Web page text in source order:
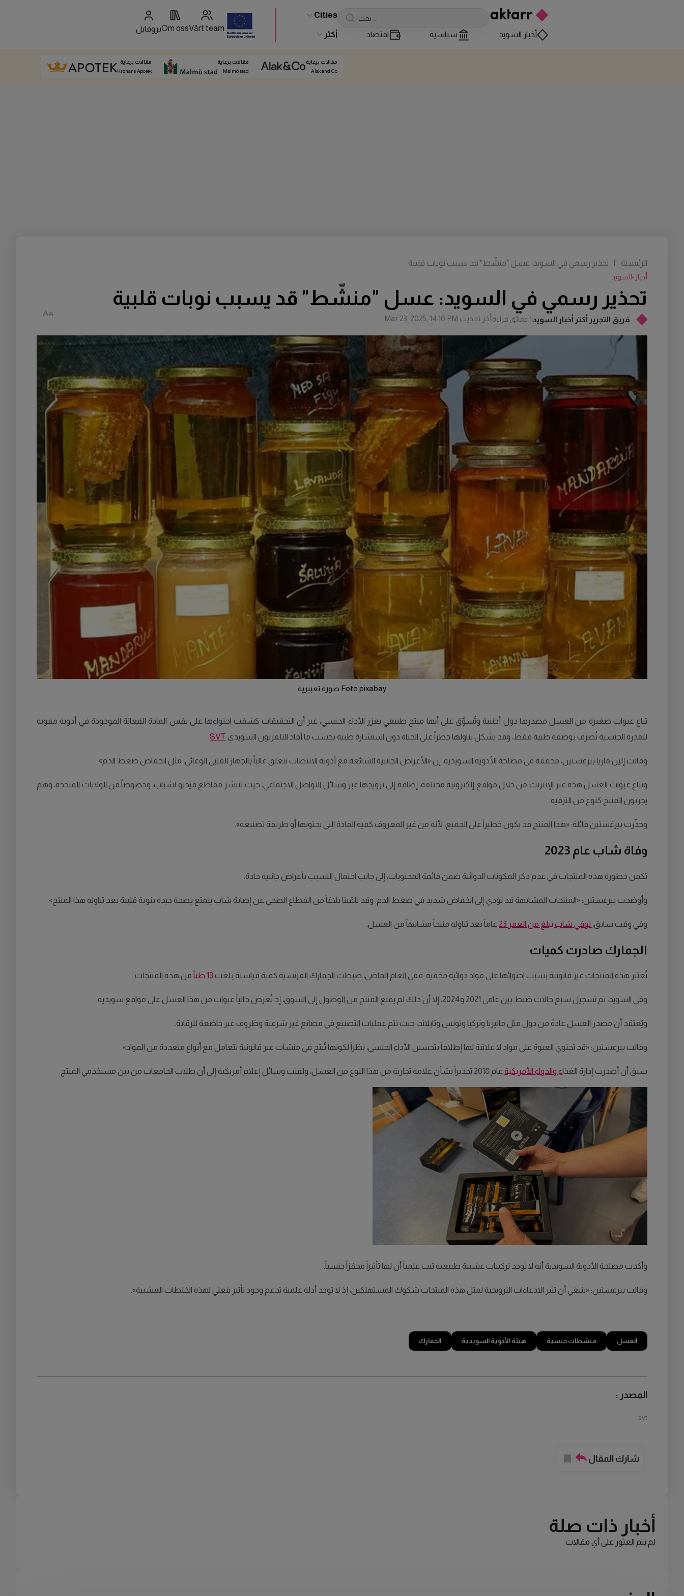
Cities
أخبار السويد سياسية اقتصاد أكثر
Vårt team
Om ossبروفايل
مقالات برعاية
Alak and Co
مقالات برعاية
Malmö stad
مقالات برعاية
Kronans Apotek
فريق التجرير أكتر أخبار السويد1 دقائق قراءة أخر تحديث Mar 23, 2025, 14:10 PM
تحذير رسمي في السويد: عسل "منشّط" قد يسبب نوبات قلبية
أخبار-السويد
الرئيسية تحذير رسمي في السويد: عسل "منشّط" قد يسبب نوبات قلبية
Foto pixabay صورة تعبيرية
تباع عبوات صغيرة من العسل مصدرها دول أجنبية وتُسوَّق على أنها منتج طبيعي يعزز الأداء الجنسي، غير أن التحقيقات كشفت احتواءها على نفس المادة الفعالة الموجودة في أدوية مقوية
للقدرة الجنسية تُصرف بوصفة طبية فقط، وقد يشكل تناولها خطراً على الحياة دون استشارة طبية بحسب ما أفاد التلفزيون السويدي SVT
وقالت إلين ماريا بيرغستين، محققة في مصلحة الأدوية السويدية، إن «الأعراض الجانبية الشائعة مع أدوية الانتصاب تتعلق غالباً بالجهاز القلبي الوعائي، مثل انخفاض ضغط الدم».
وتباع عبوات العسل هذه عبر الإنترنت من خلال مواقع إلكترونية مختلفة، إضافة إلى ترويجها عبر وسائل التواصل الاجتماعي، حيث تنتشر مقاطع فيديو لشباب، وخصوصاً من الولايات المتحدة، وهم
يجربون المنتج كنوع من الترفيه.
وحذّرت بيرغستين قائلة: «هذا المنتج قد يكون خطيراً على الجميع، لأنه من غير المعروف كمية المادة التي يحتويها أو طريقة تصنيعه».
وفاة شاب عام 2023
تكمن خطورة هذه المنتجات في عدم ذكر المكونات الدوائية ضمن قائمة المحتويات، إلى جانب احتمال التسبب بأعراض جانبية حادة.
وأوضحت بيرغستين: «المنتجات المشابهة قد تؤدي إلى انخفاض شديد في ضغط الدم. وقد تلقينا بلاغاً من القطاع الصحي عن إصابة شاب يتمتع بصحة جيدة بنوبة قلبية بعد تناوله هذا المنتج».
وفي وقت سابق، توفي شاب يبلغ من العمر 23 عاماً بعد تناوله منتجاً مشابهاً من العسل.
الجمارك صادرت كميات
تُعتبر هذه المنتجات غير قانونية بسبب احتوائها على مواد دوائية مخفية. ففي العام الماضي، ضبطت الجمارك الفرنسية كمية قياسية بلغت من هذه المنتجات.
وفي السويد، تم تسجيل سبع حالات ضبط بين عامي 2021 و2024، إلا أن ذلك لم يمنع المنتج من الوصول إلى السوق، إذ تُعرض حالياً عبوات من هذا العسل على مواقع سويدية.
ويُعتقد أن مصدر العسل عادةً من دول مثل ماليزيا وتركيا وتونس وتايلاند، حيث تتم عمليات التصنيع في مصانع غير شرعية وظروف غير خاضعة للرقابة.
وقالت بيرغستين: «قد تحتوي العبوة على مواد لا علاقة لها إطلاقاً بتحسين الأداء الجنسي، نظراً لكونها تُنتج في منشآت غير قانونية تتعامل مع أنواع متعددة من المواد».
سبق أن أصدرت إدارة الغذاء والدواء الأمريكيةعام 2018 تحذيراً بشأن علامة تجارية من هذا النوع من العسل، ولفتت وسائل إعلام أمريكية إلى أن طلاب الجامعات من بين مستخدمي المنتج.
وأكدت مصلحة الأدوية السويدية أنه لا توجد تركيبات عشبية طبيعية ثبت علمياً أن لها تأثيراً محفزاً جنسياً.
وقالت بيرغستين: «ينبغي أن تثير الادعاءات الترويجية لمثل هذه المنتجات شكوك المستهلكين، إذ لا توجد أدلة علمية تدعم وجود تأثير فعلي لهذه الخلطات العشبية».
العسل منشطات جنسية هيئة الأدوية السويدية الجمارك
المصدر :
svt
شارك المقال
أخبار ذات صلة
لم يتم العثور على أي مقالات